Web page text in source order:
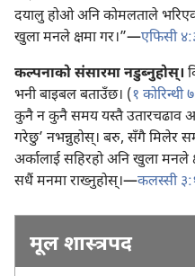
दयालु होओ अनि कोमलताले
खुला मनले क्षमा गर।”—एफिसी
कल्पनाको संसारमा नडुब्नुहोस्।
भनी बाइबल बताउँछ। (१ कोरिन्थी
कुनै न कुनै समय यस्तै उतारचढाव
गरेछु’ नभन्नुहोस्। बरु, सँगै मिलेर
अर्कालाई सहिरहो अनि खुला मनले
सधैं मनमा राख्नुहोस्।—कलस्सी
मूल शास्त्रपद